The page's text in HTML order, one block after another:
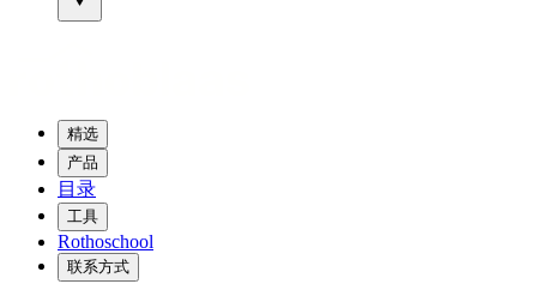
精选
产品
目录
工具
Rothoschool
联系方式